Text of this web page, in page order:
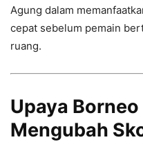
Agung dalam
cepat sebelum pemain
ruang.
Upaya
Mengubah